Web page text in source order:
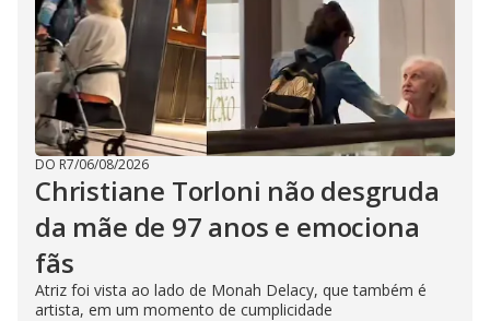
DO R7/06/08/2026
Christiane Torloni não desgruda
da mãe de 97 anos e emociona
fãs
Atriz foi vista ao lado de Monah Delacy, que também é
artista, em um momento de cumplicidade